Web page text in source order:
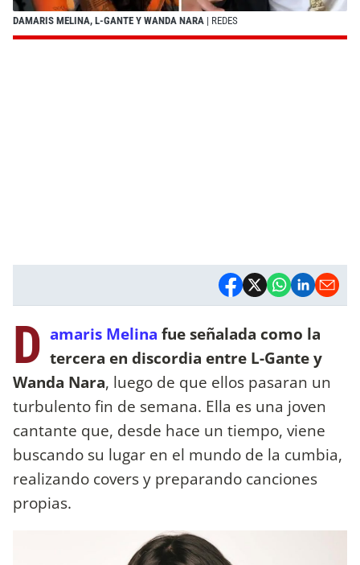
DAMARIS MELINA, L-GANTE Y WANDA NARA | REDES
D amaris Melina fue señalada como la
tercera en discordia entre L-Gante y
Wanda Nara, luego de que ellos pasaran un
turbulento fin de semana. Ella es una joven
cantante que, desde hace un tiempo, viene
buscando su lugar en el mundo de la cumbia,
realizando covers y preparando canciones
propias.